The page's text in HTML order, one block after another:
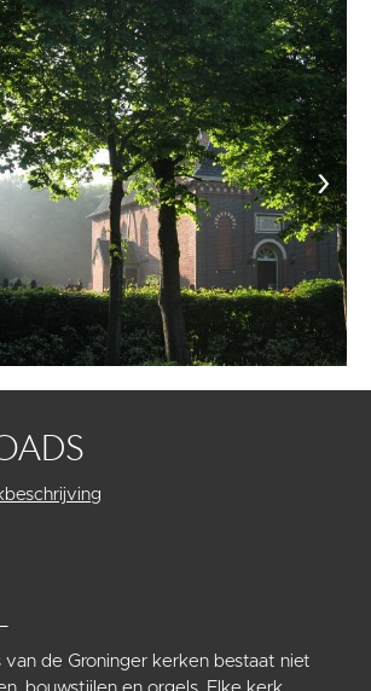
›
van de Groninger kerken bestaat niet